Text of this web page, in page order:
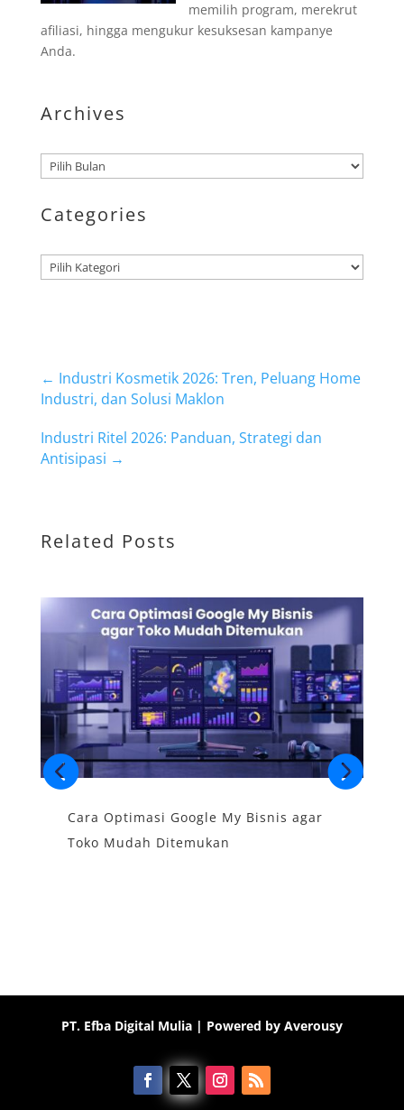
memilih program, merekrut
afiliasi, hingga mengukur kesuksesan kampanye
Anda.
Archives
Arsip
Categories
Kategori
← Industri Kosmetik 2026: Tren, Peluang Home
Industri, dan Solusi Maklon
Industri Ritel 2026: Panduan, Strategi dan
Antisipasi →
Related Posts
Cara Optimasi Google My Bisnis agar
Toko Mudah Ditemukan
PT. Efba Digital Mulia | Powered by Averousy